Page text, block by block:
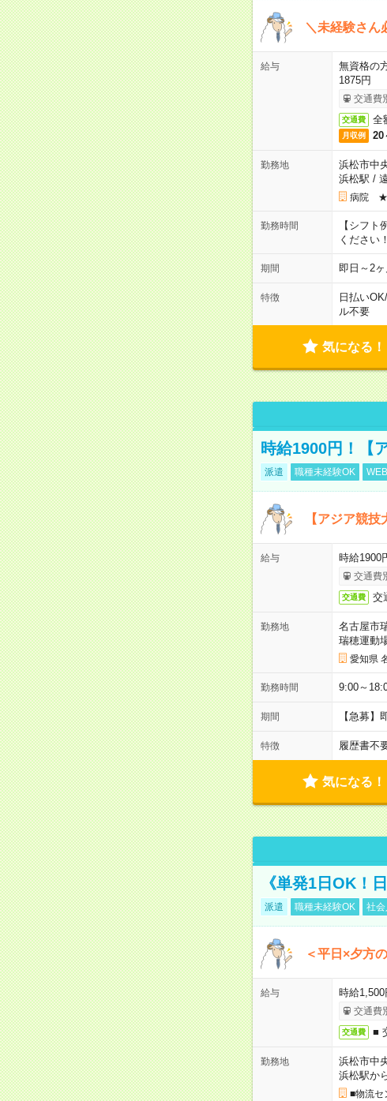
＼未経験さん
給与
無資格の
1875円
交通費
交通費 全
月収例 20
勤務地
浜松市中
浜松駅 /
病院 ★
勤務時間
【シフ
ください！
期間 即日～2
特徴 日払いOK/
ル不要
気になる！
時給1900円！【
派遣 職種未経験OK
【アジア競
給与 時給1900
交通費
交通費 交
勤務地
名古屋市
瑞穂運動
愛知県
勤務時間 9:00～
期間 【急募
特徴 履歴書不
気になる！
《単発1日OK！
派遣 職種未経験OK 社
＜平日×夕方
給与 時給
交通費
交通費 ■
勤務地
浜松市中
浜松駅か
■物流